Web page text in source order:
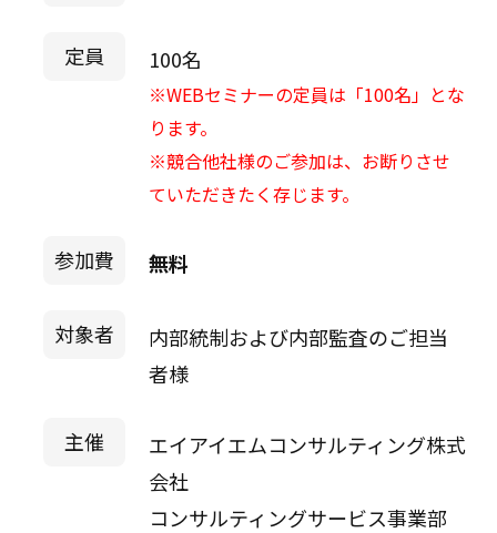
定員 100名
※WEBセミナーの定員は「100名」とな
ります。
※競合他社様のご参加は、お断りさせ
ていただきたく存じます。
参加費 無料
対象者
内部統制および内部監査のご担当
者様
主催
エイアイエムコンサルティング株式
会社
コンサルティングサービス事業部